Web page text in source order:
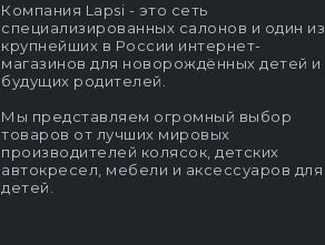
Компания Lapsi - это сеть
специализированных салонов и один из
крупнейших в России интернет-
магазинов для новорождённых детей и
будущих родителей.
Мы представляем огромный выбор
товаров от лучших мировых
производителей колясок, детских
автокресел, мебели и аксессуаров для
детей.